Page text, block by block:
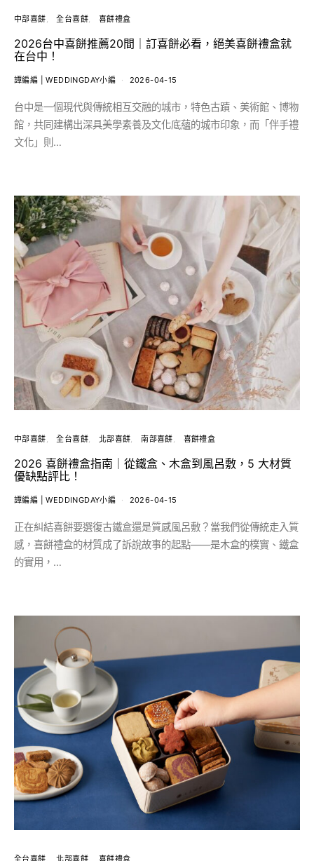
中部喜餅 全台喜餅 喜餅禮盒
2026台中喜餅推薦20間｜訂喜餅必看，絕美喜餅禮盒就
在台中！
譚編編 | WEDDINGDAY小編 2026-04-15
台中是一個現代與傳統相互交融的城市，特色古蹟、美術館、博物
館，共同建構出深具美學素養及文化底蘊的城市印象，而「伴手禮
文化」則…
中部喜餅 全台喜餅 北部喜餅 南部喜餅 喜餅禮盒
2026 喜餅禮盒指南｜從鐵盒、木盒到風呂敷，5 大材質
優缺點評比！
譚編編 | WEDDINGDAY小編 2026-04-15
正在糾結喜餅要選復古鐵盒還是質感風呂敷？當我們從傳統走入質
感，喜餅禮盒的材質成了訴說故事的起點——是木盒的樸實、鐵盒
的實用，…